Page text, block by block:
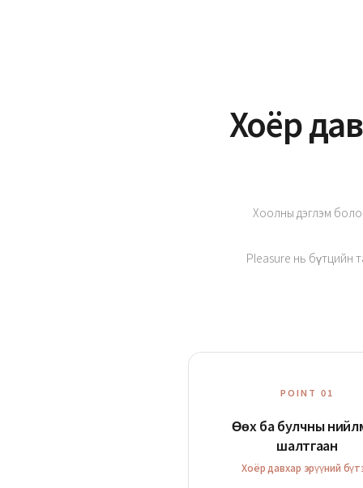
Хоёр
Хоолны дэглэм
Pleasure нь бүтцийн
POINT 01
Өөх ба булчны
шалтгаан
Хоёр давхар эрүүний